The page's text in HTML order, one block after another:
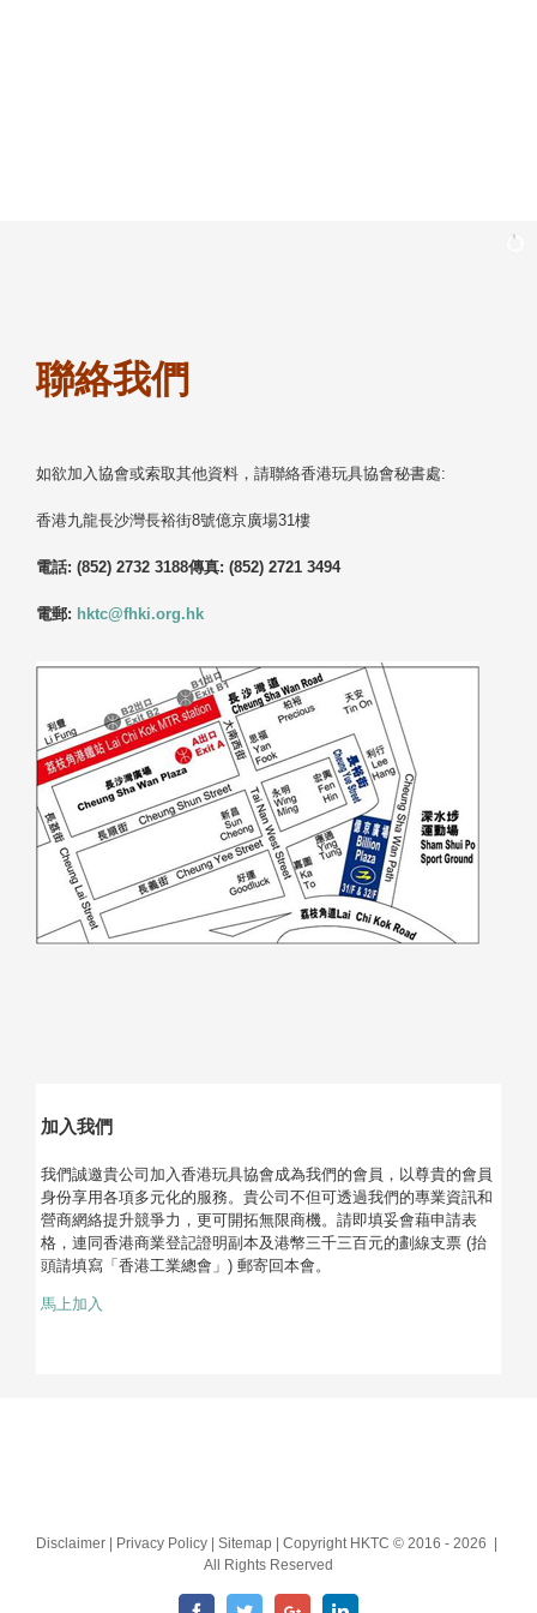
聯絡我們
如欲加入協會或索取其他資料，請聯絡香港玩具協會秘書處:
香港九龍長沙灣長裕街8號億京廣場31樓
電話: (852) 2732 3188傳真: (852) 2721 3494
電郵: hktc@fhki.org.hk
加入我們
我們誠邀貴公司加入香港玩具協會成為我們的會員，以尊貴的會員
身份享用各項多元化的服務。貴公司不但可透過我們的專業資訊和
營商網絡提升競爭力，更可開拓無限商機。請即填妥會藉申請表
格，連同香港商業登記證明副本及港幣三千三百元的劃線支票 (抬
頭請填寫「香港工業總會」) 郵寄回本會。
馬上加入
Disclaimer | Privacy Policy | Sitemap | Copyright HKTC © 2016 - 2026 |
All Rights Reserved